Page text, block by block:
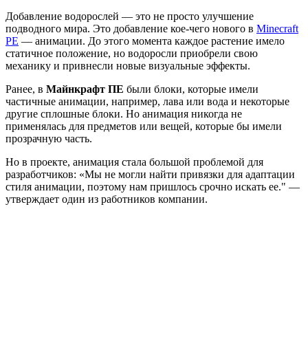
Добавление водорослей — это не просто улучшение
подводного мира. Это добавление кое-чего нового в Minecraft
PE — анимации. До этого момента каждое растение имело
статичное положение, но водоросли приобрели свою
механику и привнесли новые визуальные эффекты.
Ранее, в Майнкрафт ПЕ были блоки, которые имели
частичные анимации, например, лава или вода и некоторые
другие сплошные блоки. Но анимация никогда не
применялась для предметов или вещей, которые бы имели
прозрачную часть.
Но в проекте, анимация стала большой проблемой для
разработчиков: «Мы не могли найти привязки для адаптации
стиля анимации, поэтому нам пришлось срочно искать ее." —
утверждает один из работников компании.